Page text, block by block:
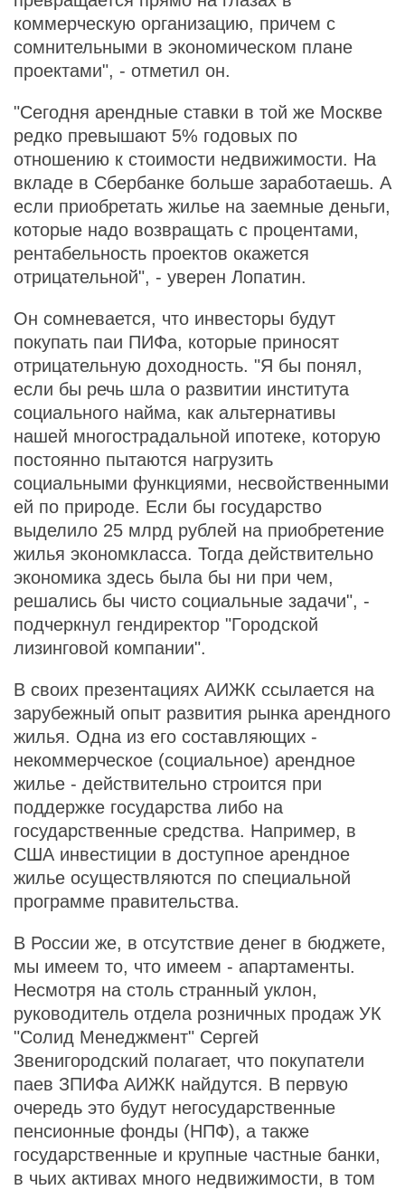
коммерческую организацию, причем с
сомнительными в экономическом плане
проектами", - отметил он.
"Сегодня арендные ставки в той же Москве
редко превышают 5% годовых по
отношению к стоимости недвижимости. На
вкладе в Сбербанке больше заработаешь. А
если приобретать жилье на заемные деньги,
которые надо возвращать с процентами,
рентабельность проектов окажется
отрицательной", - уверен Лопатин.
Он сомневается, что инвесторы будут
покупать паи ПИФа, которые приносят
отрицательную доходность. "Я бы понял,
если бы речь шла о развитии института
социального найма, как альтернативы
нашей многострадальной ипотеке, которую
постоянно пытаются нагрузить
социальными функциями, несвойственными
ей по природе. Если бы государство
выделило 25 млрд рублей на приобретение
жилья экономкласса. Тогда действительно
экономика здесь была бы ни при чем,
решались бы чисто социальные задачи", -
подчеркнул гендиректор "Городской
лизинговой компании".
В своих презентациях АИЖК ссылается на
зарубежный опыт развития рынка арендного
жилья. Одна из его составляющих -
некоммерческое (социальное) арендное
жилье - действительно строится при
поддержке государства либо на
государственные средства. Например, в
США инвестиции в доступное арендное
жилье осуществляются по специальной
программе правительства.
В России же, в отсутствие денег в бюджете,
мы имеем то, что имеем - апартаменты.
Несмотря на столь странный уклон,
руководитель отдела розничных продаж УК
"Солид Менеджмент" Сергей
Звенигородский полагает, что покупатели
паев ЗПИФа АИЖК найдутся. В первую
очередь это будут негосударственные
пенсионные фонды (НПФ), а также
государственные и крупные частные банки,
в чьих активах много недвижимости, в том